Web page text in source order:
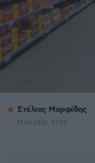
Στέλιος Μορφίδης
17.06.2026, 07:29